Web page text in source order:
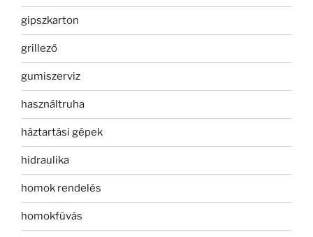
gipszkarton
grillező
gumiszerviz
használtruha
háztartási gépek
hidraulika
homok rendelés
homokfúvás